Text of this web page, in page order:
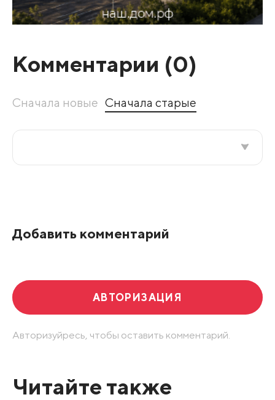
Комментарии (0)
Сначала новые Сначала старые
Добавить комментарий
АВТОРИЗАЦИЯ
Авторизуйресь, чтобы оставить комментарий.
Читайте также